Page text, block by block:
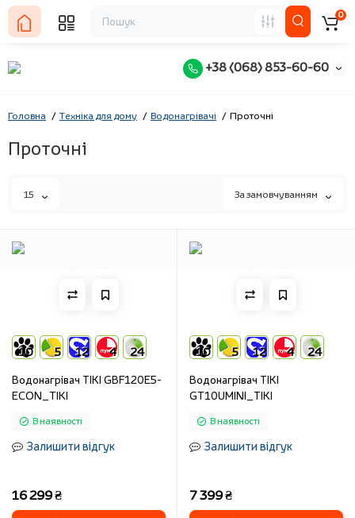
+38 (068) 853-60-60
0
Головна Техніка для дому Водонагрівачі Проточні
Проточні
15 За замовчуванням
10 5 12 4 24
Водонагрівач TIKI GBF120E5-
ECON_TIKI
В наявності
Залишити відгук
16 299 ₴
10 5 12 4 24
Водонагрівач TIKI
GT10UMINI_TIKI
В наявності
Залишити відгук
7 399 ₴